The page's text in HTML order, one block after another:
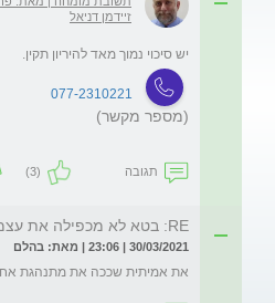
זיידמן דניאל
יש סיכוי נמוך מאד להיריון תקין.
077-2310221
(מספר מקשר)
תגובה (3)
RE: בטא לא מכפילה את עצמה (לת)
30/03/2021 | 23:06 | מאת: בהלם
את אמיתית שככה את מתנהגת